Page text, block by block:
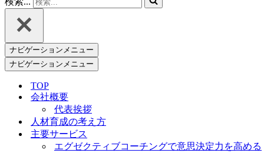
ナビゲーションメニュー
ナビゲーションメニュー
TOP
会社概要
代表挨拶
人材育成の考え方
主要サービス
エグゼクティブコーチングで意思決定力を高める